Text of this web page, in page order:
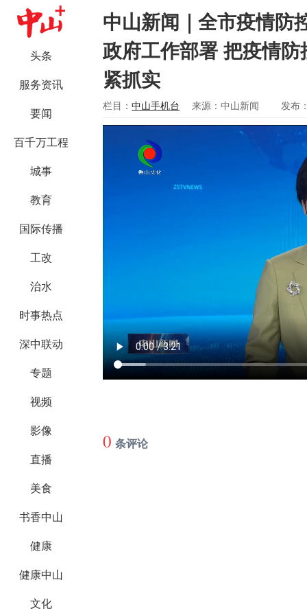
头条
服务资讯
要闻
百千万工程
城事
教育
国际传播
工改
治水
时事热点
深中联动
专题
视频
影像
直播
美食
书香中山
健康
健康中山
文化
中山新闻｜全市疫情防
政府工作部署 把疫情
紧抓实
栏目： 中山手机台 来源：中山新闻 发布
0 条评论